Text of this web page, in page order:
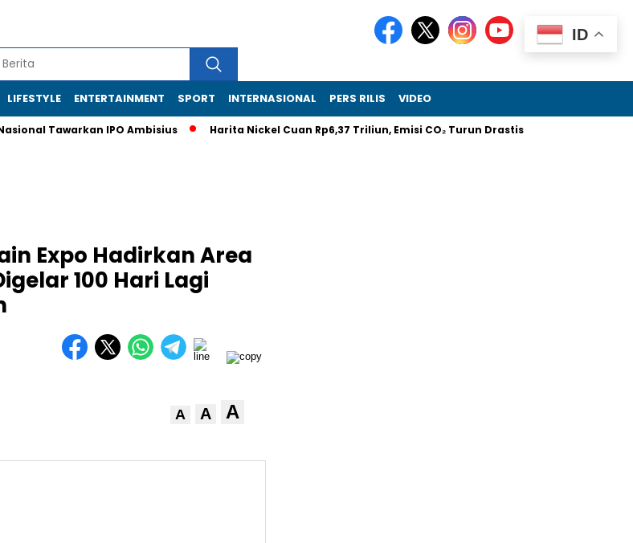
LIFESTYLE ENTERTAINMENT SPORT INTERNASIONAL PERS RILIS VIDEO
Tawarkan IPO Ambisius Harita Nickel Cuan Rp6,37 Triliun, Emisi CO₂ Turun Drastis Melalui RIIFO
Expo Hadirkan Area
100 Hari Lagi
A A A
ID